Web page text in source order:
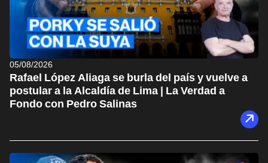
05/08/2026
Rafael López Aliaga se burla del país y vuelve a
postular a la Alcaldía de Lima | La Verdad a
Fondo con Pedro Salinas